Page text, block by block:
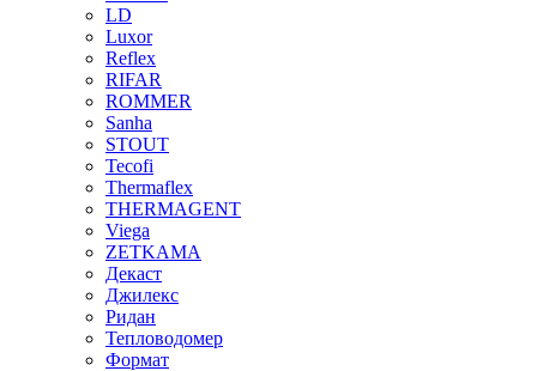
LD
Luxor
Reflex
RIFAR
ROMMER
Sanha
STOUT
Tecofi
Thermaflex
THERMAGENT
Viega
ZETKAMA
Декаст
Джилекс
Ридан
Тепловодомер
Формат